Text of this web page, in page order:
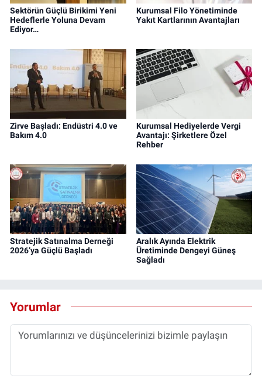
Sektörün Güçlü Birikimi Yeni
Hedeflerle Yoluna Devam
Ediyor…
Kurumsal Filo Yönetiminde
Yakıt Kartlarının Avantajları
Zirve Başladı: Endüstri 4.0 ve
Bakım 4.0
Kurumsal Hediyelerde Vergi
Avantajı: Şirketlere Özel
Rehber
Stratejik Satınalma Derneği
2026’ya Güçlü Başladı
Aralık Ayında Elektrik
Üretiminde Dengeyi Güneş
Sağladı
Yorumlar